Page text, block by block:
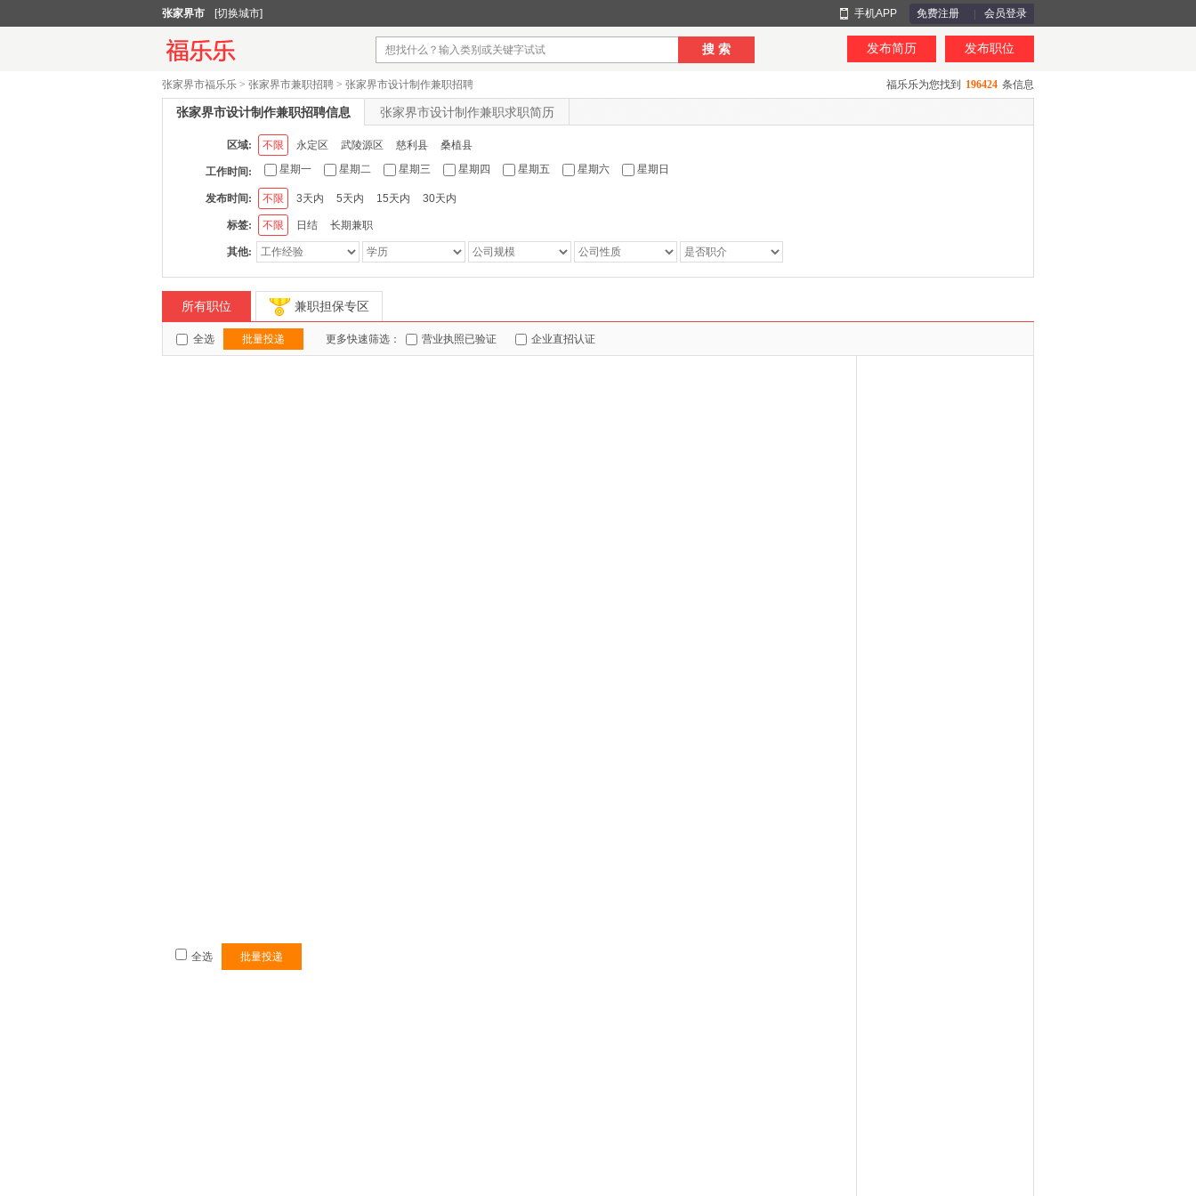
张家界市 [切换城市] 手机APP 免费注册 会员登录
搜 索 发布简历 发布职位
张家界市福乐乐 > 张家界市兼职招聘 > 张家界市设计制作兼职招聘 福乐乐为您找到 196424 条信息
张家界市设计制作兼职招聘信息 张家界市设计制作兼职求职简历
区域: 不限 永定区 武陵源区 慈利县 桑植县
工作时间: 星期一 星期二 星期三 星期四 星期五 星期六 星期日
发布时间: 不限 3天内 5天内 15天内 30天内
标签: 不限 日结 长期兼职
其他:
所有职位 兼职担保专区
全选 批量投递 更多快速筛选： 营业执照已验证 企业直招认证
全选 批量投递